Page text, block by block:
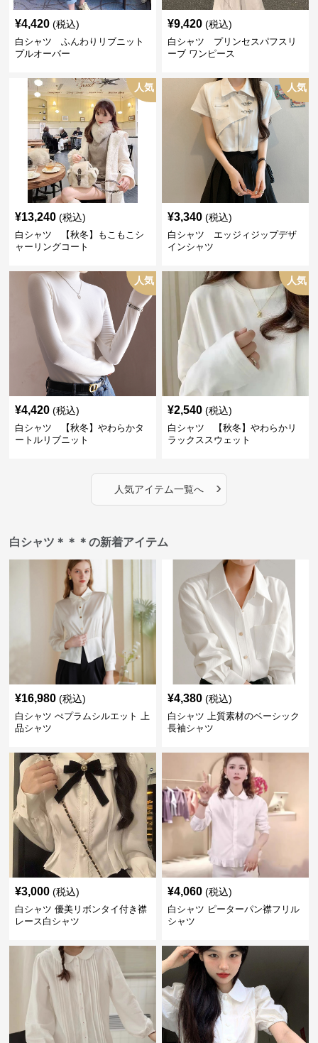
¥4,420 (税込)
白シャツ ふんわりリブニット
プルオーバー
¥9,420 (税込)
白シャツ プリンセスパフスリ
ーブ ワンピース
人気
¥13,240 (税込)
白シャツ 【秋冬】もこもこシ
ャーリングコート
人気
¥3,340 (税込)
白シャツ エッジィジップデザ
インシャツ
人気
¥4,420 (税込)
白シャツ 【秋冬】やわらかタ
ートルリブニット
人気
¥2,540 (税込)
白シャツ 【秋冬】やわらかリ
ラックススウェット
人気アイテム一覧へ ›
白シャツ＊＊＊の新着アイテム
¥16,980 (税込)
白シャツ ぺプラムシルエット 上
品シャツ
¥4,380 (税込)
白シャツ 上質素材のベーシック
長袖シャツ
¥3,000 (税込)
白シャツ 優美リボンタイ付き襟
レース白シャツ
¥4,060 (税込)
白シャツ ピーターパン襟フリル
シャツ